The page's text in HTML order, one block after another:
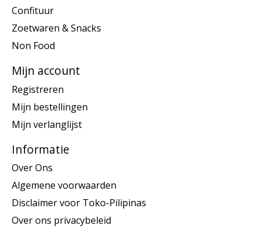
Confituur
Zoetwaren & Snacks
Non Food
Mijn account
Registreren
Mijn bestellingen
Mijn verlanglijst
Informatie
Over Ons
Algemene voorwaarden
Disclaimer voor Toko-Pilipinas
Over ons privacybeleid